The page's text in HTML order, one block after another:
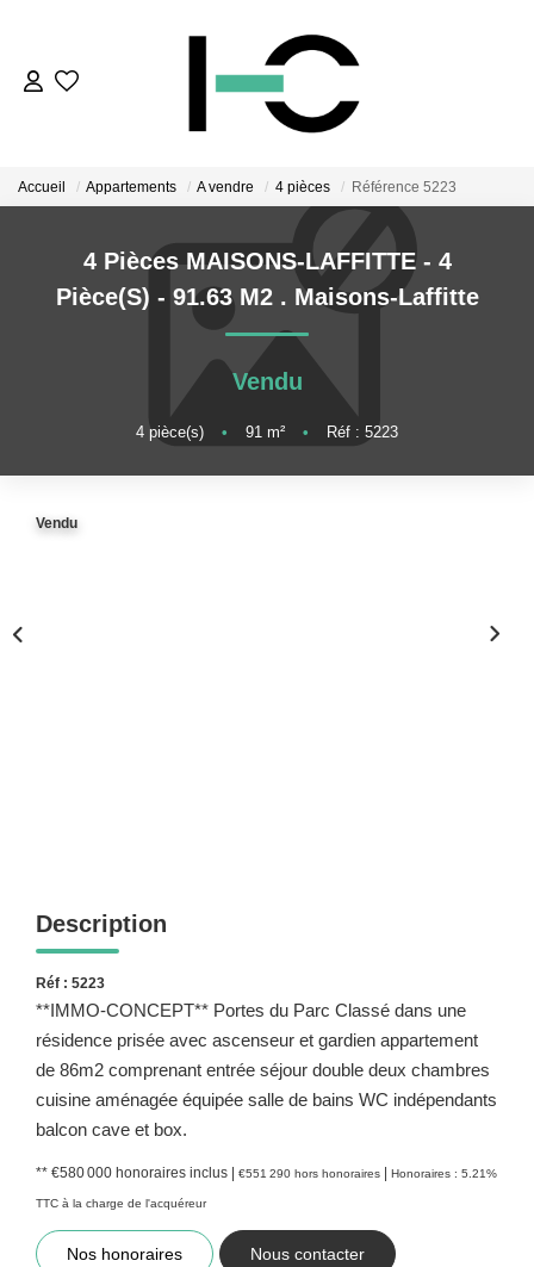
VENTES
VENDUS
LOCATIONS
INVESTISSEMENTS
INVESTISSEMENT PARTICIPATIF
NEUF
Accueil Appartements A vendre 4 pièces Référence 5223
4 Pièces MAISONS-LAFFITTE - 4
Pièce(s) - 91.63 M2 . Maisons-Laffitte
Vendu
4 pièce(s) • 91 m² • Réf : 5223
Vendu
Description
Réf : 5223
**IMMO-CONCEPT** Portes du Parc Classé dans une
résidence prisée avec ascenseur et gardien appartement
de 86m2 comprenant entrée séjour double deux chambres
cuisine aménagée équipée salle de bains WC indépendants
balcon cave et box.
** €580 000 honoraires inclus | €551 290 hors honoraires | Honoraires : 5.21%
TTC à la charge de l'acquéreur
Nos honoraires Nous contacter